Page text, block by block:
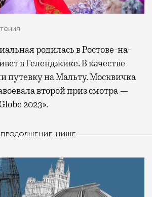
в Геленджике. В качестве
путевку на Мальту. Москвичка
второй приз смотра —
2023».
ПРОДОЛЖЕНИЕ НИЖЕ